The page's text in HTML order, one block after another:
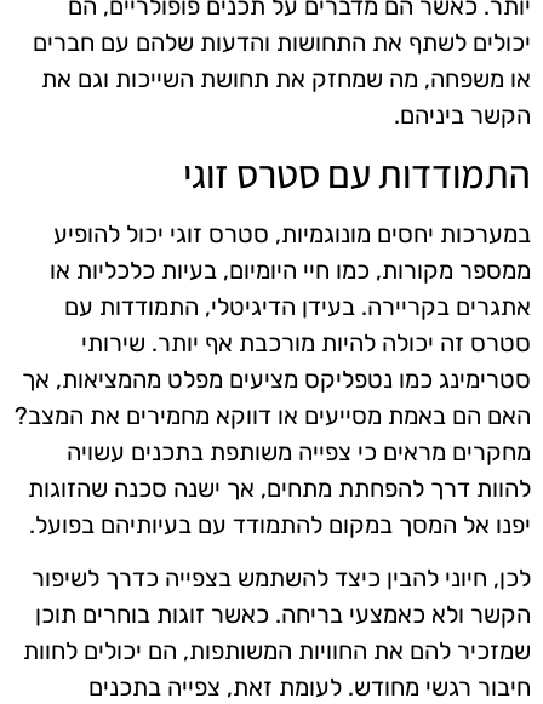
יכולים לשתף את התחושות והדעות שלהם עם חברים
או משפחה, מה שמחזק את תחושת השייכות וגם את
הקשר ביניהם.
התמודדות עם סטרס זוגי
במערכות יחסים מונוגמיות, סטרס זוגי יכול להופיע
ממספר מקורות, כמו חיי היומיום, בעיות כלכליות או
אתגרים בקריירה. בעידן הדיגיטלי, התמודדות עם
סטרס זה יכולה להיות מורכבת אף יותר. שירותי
סטרימינג כמו נטפליקס מציעים מפלט מהמציאות, אך
האם הם באמת מסייעים או דווקא מחמירים את המצב?
מחקרים מראים כי צפייה משותפת בתכנים עשויה
להוות דרך להפחתת מתחים, אך ישנה סכנה שהזוגות
יפנו אל המסך במקום להתמודד עם בעיותיהם בפועל.
לכן, חיוני להבין כיצד להשתמש בצפייה כדרך לשיפור
הקשר ולא כאמצעי בריחה. כאשר זוגות בוחרים תוכן
שמזכיר להם את החוויות המשותפות, הם יכולים לחוות
חיבור רגשי מחודש. לעומת זאת, צפייה בתכנים